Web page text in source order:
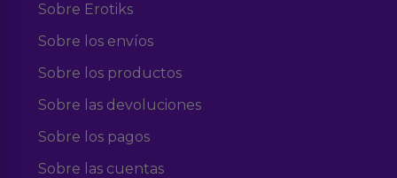
Sobre Erotiks
Sobre los envíos
Sobre los productos
Sobre las devoluciones
Sobre los pagos
Sobre las cuentas